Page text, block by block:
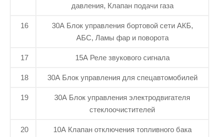
давления, Клапан подачи газа
16
30А Блок управления бортовой сети АКБ,
АБС, Ламы фар и поворота
17 15А Реле звукового сигнала
18 30А Блок управления для спецавтомобилей
19
30А Блок управления электродвигателя
стеклоочистителей
20
10А Клапан отключения топливного бака